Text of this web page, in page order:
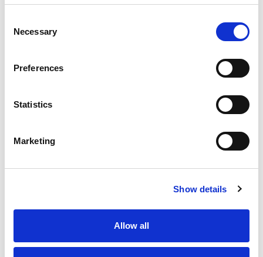
Selection
Necessary
Preferences
Statistics
Marketing
Show details
Allow all
Vmbo-t/havo
Schrijf jij je taken precies op? Denk je na over de